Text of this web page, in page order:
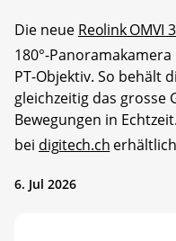
Die neue Reolink OMVI
180°-
PT-Objektiv. So behält
gleichzeitig das grosse
Bewegungen in
bei digitech.ch
6. Jul 2026